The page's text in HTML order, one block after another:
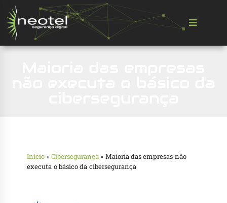
Início »Cibersegurança » Maioria das empresas não
executa o básico da cibersegurança